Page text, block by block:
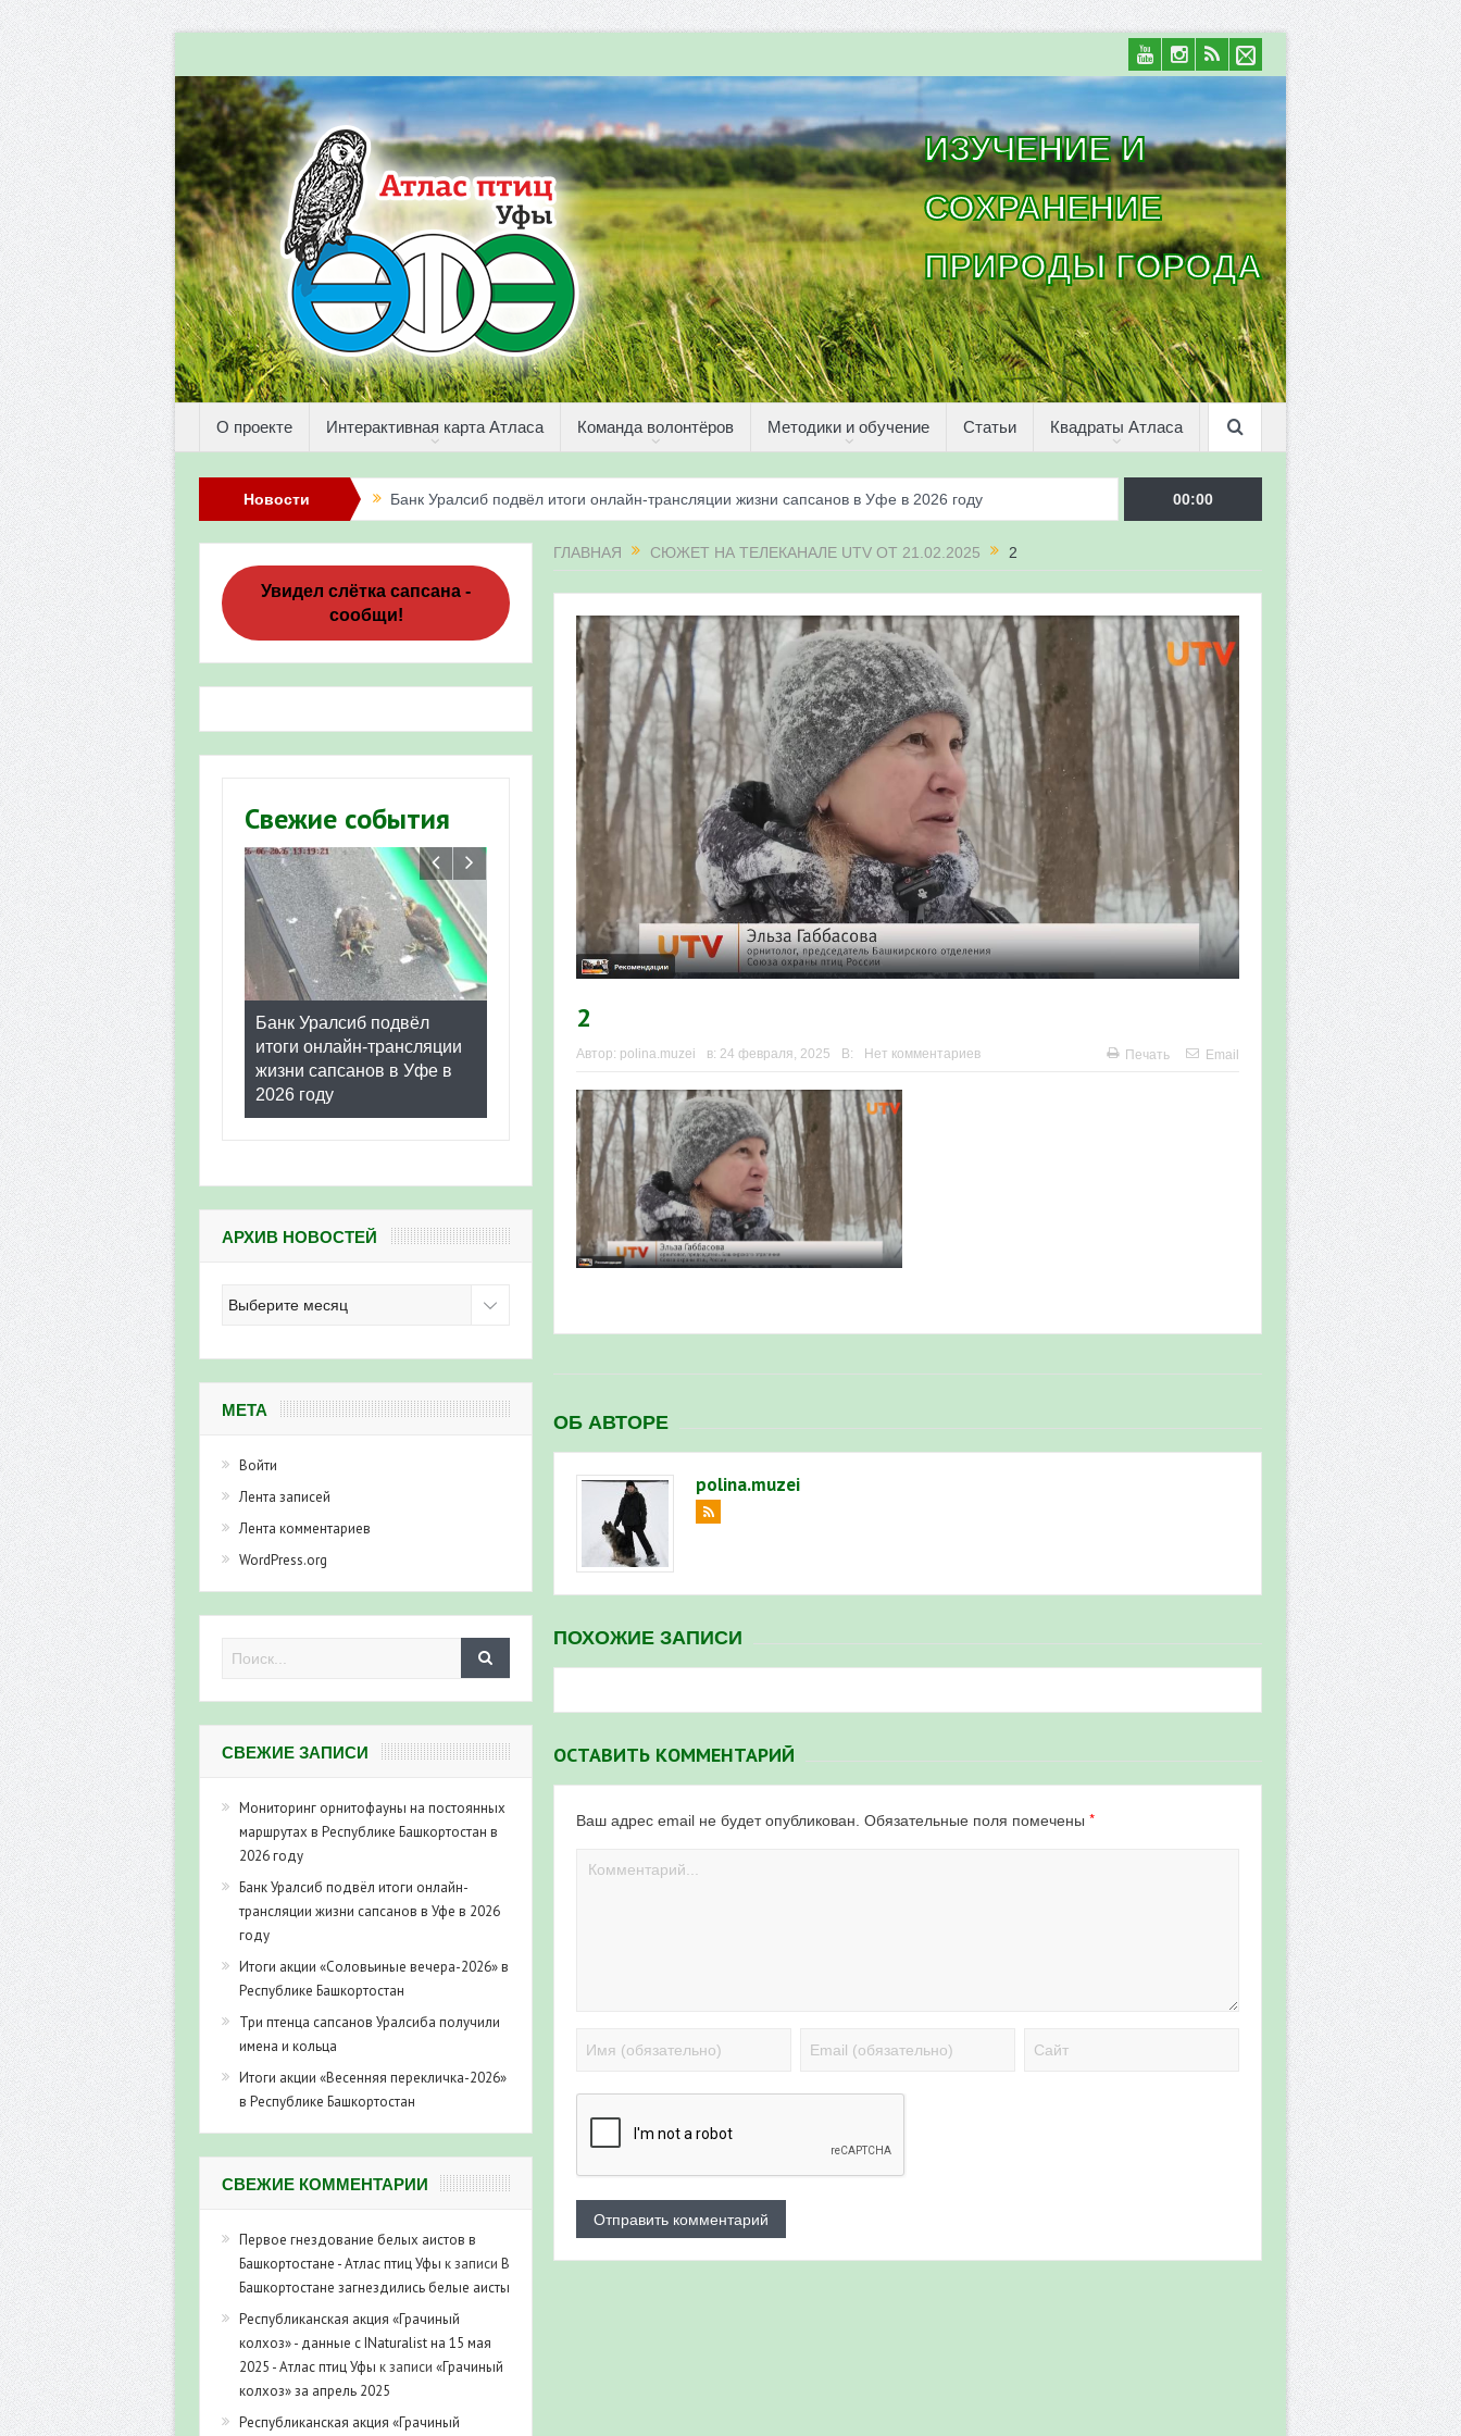
ИЗУЧЕНИЕ И
СОХРАНЕНИЕ
ПРИРОДЫ ГОРОДА
О проекте Интерактивная карта Атласа Команда волонтёров Методики и обучение Статьи Квадраты Атласа
Новости Банк Уралсиб подвёл итоги онлайн-трансляции жизни сапсанов в Уфе в 2026 году
Итоги акции «Соловьиные вечера-2026» в Республике Башкортостан
Три птенца сапсанов Уралсиба получили имена и кольца
Итоги акции «Весенняя перекличка-2026» в Республике Башкортостан
«Весенняя перекличка-2026» — 21-31 мая 2026
Мероприятие для ребят из дневного лагеря центра олимпиадного движения «Аврора»
Фотофиксация и осмотр птенцов сапсанов на крыше Уралсиба в Уфе в 2026 г.
Участие башкирских орнитологов и бердвотчеров в проекте «Развитие программы мониторинга
численности птиц в европейской части России»
«Весенняя перекличка-2026» — 11-20 мая 2026
Мониторинг орнитофауны на постоянных маршрутах в Республике Башкортостан в 2026 году
00:00
ГЛАВНАЯ СЮЖЕТ НА ТЕЛЕКАНАЛЕ UTV ОТ 21.02.2025 2
2
Автор: polina.muzei в: 24 февраля, 2025 В: Нет комментариев Печать Email
ОБ АВТОРЕ
polina.muzei
ПОХОЖИЕ ЗАПИСИ
ОСТАВИТЬ КОММЕНТАРИЙ
Ваш адрес email не будет опубликован. Обязательные поля помечены *
Увидел слётка сапсана -
сообщи!
Свежие события
Банк Уралсиб подвёл
итоги онлайн-трансляции
жизни сапсанов в Уфе в
2026 году
АРХИВ НОВОСТЕЙ
новостей
МЕТА
Войти
Лента записей
Лента комментариев
WordPress.org
СВЕЖИЕ ЗАПИСИ
Мониторинг орнитофауны на постоянных
маршрутах в Республике Башкортостан в
2026 году
Банк Уралсиб подвёл итоги онлайн-
трансляции жизни сапсанов в Уфе в 2026
году
Итоги акции «Соловьиные вечера-2026» в
Республике Башкортостан
Три птенца сапсанов Уралсиба получили
имена и кольца
Итоги акции «Весенняя перекличка-2026»
в Республике Башкортостан
СВЕЖИЕ КОММЕНТАРИИ
Первое гнездование белых аистов в
Башкортостане - Атлас птиц Уфы к записи В
Башкортостане загнездились белые аисты
Республиканская акция «Грачиный
колхоз» - данные с INaturalist на 15 мая
2025 - Атлас птиц Уфы к записи «Грачиный
колхоз» за апрель 2025
Республиканская акция «Грачиный